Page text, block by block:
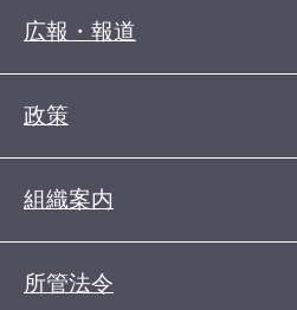
広報・報道
政策
組織案内
所管法令